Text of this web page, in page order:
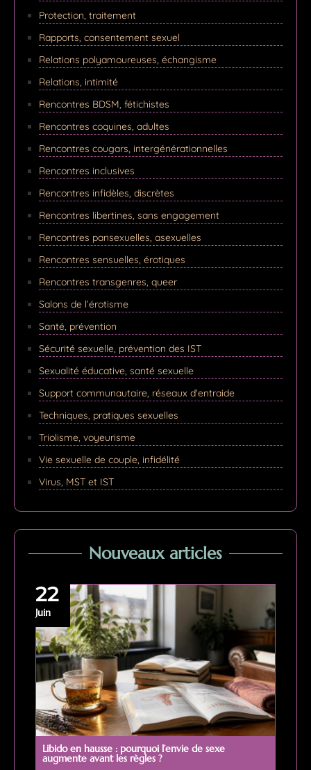
Protection, traitement
Rapports, consentement sexuel
Relations polyamoureuses, échangisme
Relations, intimité
Rencontres BDSM, fétichistes
Rencontres coquines, adultes
Rencontres cougars, intergénérationnelles
Rencontres inclusives
Rencontres infidèles, discrètes
Rencontres libertines, sans engagement
Rencontres pansexuelles, asexuelles
Rencontres sensuelles, érotiques
Rencontres transgenres, queer
Salons de l’érotisme
Santé, prévention
Sécurité sexuelle, prévention des IST
Sexualité éducative, santé sexuelle
Support communautaire, réseaux d'entraide
Techniques, pratiques sexuelles
Triolisme, voyeurisme
Vie sexuelle de couple, infidélité
Virus, MST et IST
Nouveaux articles
22
Juin
Libido en hausse : pourquoi l’envie de sexe
augmente avant les règles ?